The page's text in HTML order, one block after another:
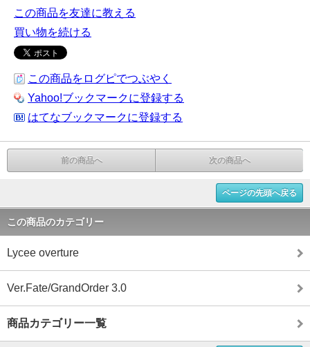
この商品を友達に教える
買い物を続ける
この商品をログピでつぶやく
Yahoo!ブックマークに登録する
はてなブックマークに登録する
前の商品へ 次の商品へ
ページの先頭へ戻る
この商品のカテゴリー
Lycee overture
Ver.Fate/GrandOrder 3.0
商品カテゴリー一覧